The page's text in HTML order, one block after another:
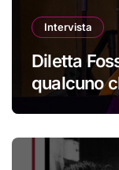
Intervista
Diletta
qualcuno